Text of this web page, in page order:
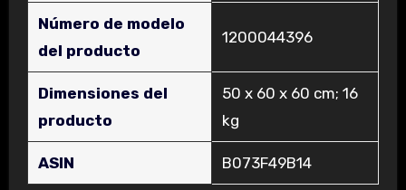
Número de modelo
del producto
‎1200044396
Dimensiones del
producto
‎50 x 60 x 60 cm; 16
kg
ASIN ‎B073F49B14